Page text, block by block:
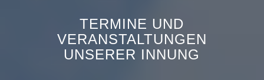
TERMINE UND
VERANSTALTUNGEN
UNSERER INNUNG